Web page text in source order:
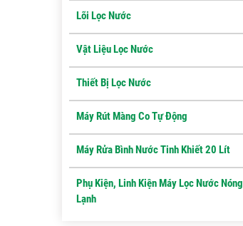
Lõi Lọc Nước
Vật Liệu Lọc Nước
Thiết Bị Lọc Nước
Máy Rút Màng Co Tự Động
Máy Rửa Bình Nước Tinh Khiết 20 Lít
Phụ Kiện, Linh Kiện Máy Lọc Nước Nóng
Lạnh